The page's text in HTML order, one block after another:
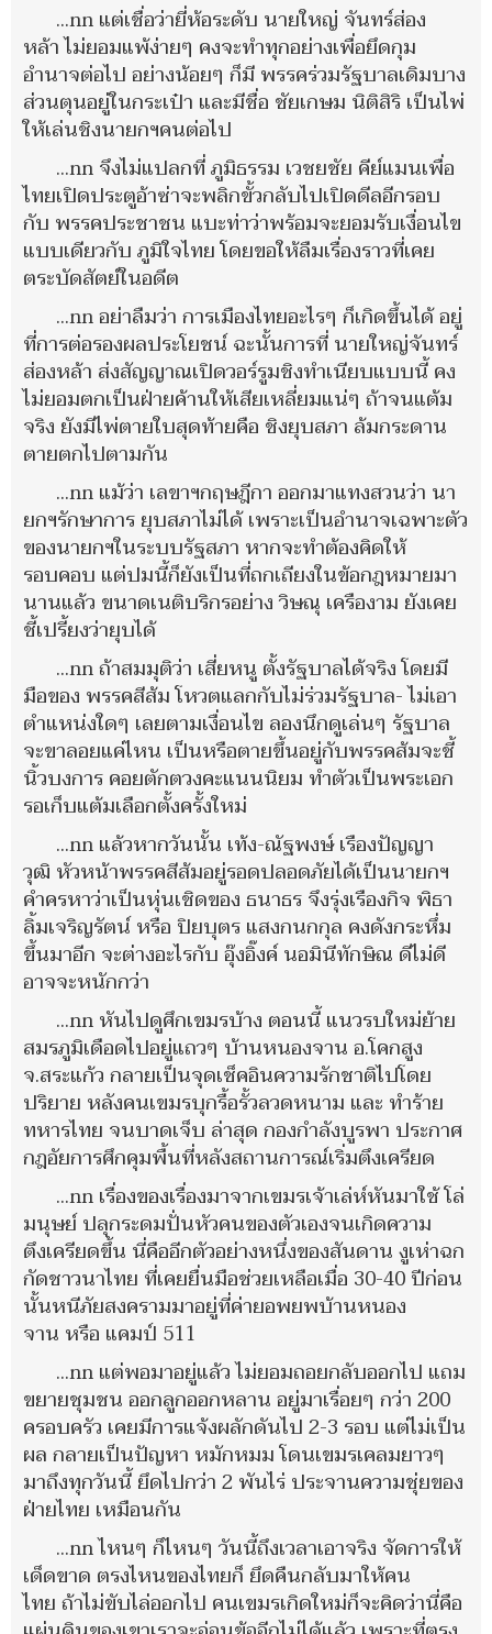
...nn แต่เชื่อว่ายี่ห้อระดับ นายใหญ่ จันทร์ส่อง
หล้า ไม่ยอมแพ้ง่ายๆ คงจะทำทุกอย่างเพื่อยึดกุม
อำนาจต่อไป อย่างน้อยๆ ก็มี พรรคร่วมรัฐบาลเดิมบาง
ส่วนตุนอยู่ในกระเป๋า และมีชื่อ ชัยเกษม นิติสิริ เป็นไพ่
ให้เล่นชิงนายกฯคนต่อไป
...nn จึงไม่แปลกที่ ภูมิธรรม เวชยชัย คีย์แมนเพื่อ
ไทยเปิดประตูอ้าซ่าจะพลิกขั้วกลับไปเปิดดีลอีกรอบ
กับ พรรคประชาชน แบะท่าว่าพร้อมจะยอมรับเงื่อนไข
แบบเดียวกับ ภูมิใจไทย โดยขอให้ลืมเรื่องราวที่เคย
ตระบัดสัตย์ในอดีต
...nn อย่าลืมว่า การเมืองไทยอะไรๆ ก็เกิดขึ้นได้ อยู่
ที่การต่อรองผลประโยชน์ ฉะนั้นการที่ นายใหญ่จันทร์
ส่องหล้า ส่งสัญญาณเปิดวอร์รูมชิงทำเนียบแบบนี้ คง
ไม่ยอมตกเป็นฝ่ายค้านให้เสียเหลี่ยมแน่ๆ ถ้าจนแต้ม
จริง ยังมีไพ่ตายใบสุดท้ายคือ ชิงยุบสภา ล้มกระดาน
ตายตกไปตามกัน
...nn แม้ว่า เลขาฯกฤษฎีกา ออกมาแทงสวนว่า นา
ยกฯรักษาการ ยุบสภาไม่ได้ เพราะเป็นอำนาจเฉพาะตัว
ของนายกฯในระบบรัฐสภา หากจะทำต้องคิดให้
รอบคอบ แต่ปมนี้ก็ยังเป็นที่ถกเถียงในข้อกฎหมายมา
นานแล้ว ขนาดเนติบริกรอย่าง วิษณุ เครืองาม ยังเคย
ชี้เปรี้ยงว่ายุบได้
...nn ถ้าสมมุติว่า เสี่ยหนู ตั้งรัฐบาลได้จริง โดยมี
มือของ พรรคสีส้ม โหวตแลกกับไม่ร่วมรัฐบาล- ไม่เอา
ตำแหน่งใดๆ เลยตามเงื่อนไข ลองนึกดูเล่นๆ รัฐบาล
จะขาลอยแค่ไหน เป็นหรือตายขึ้นอยู่กับพรรคส้มจะชี้
นิ้วบงการ คอยตักตวงคะแนนนิยม ทำตัวเป็นพระเอก
รอเก็บแต้มเลือกตั้งครั้งใหม่
...nn แล้วหากวันนั้น เท้ง-ณัฐพงษ์ เรืองปัญญา
วุฒิ หัวหน้าพรรคสีส้มอยู่รอดปลอดภัยได้เป็นนายกฯ
คำครหาว่าเป็นหุ่นเชิดของ ธนาธร จึงรุ่งเรืองกิจ พิธา
ลิ้มเจริญรัตน์ หรือ ปิยบุตร แสงกนกกุล คงดังกระหึ่ม
ขึ้นมาอีก จะต่างอะไรกับ อุ๊งอิ๊งค์ นอมินีทักษิณ ดีไม่ดี
อาจจะหนักกว่า
...nn หันไปดูศึกเขมรบ้าง ตอนนี้ แนวรบใหม่ย้าย
สมรภูมิเดือดไปอยู่แถวๆ บ้านหนองจาน อ.โคกสูง
จ.สระแก้ว กลายเป็นจุดเช็คอินความรักชาติไปโดย
ปริยาย หลังคนเขมรบุกรื้อรั้วลวดหนาม และ ทำร้าย
ทหารไทย จนบาดเจ็บ ล่าสุด กองกำลังบูรพา ประกาศ
กฎอัยการศึกคุมพื้นที่หลังสถานการณ์เริ่มตึงเครียด
...nn เรื่องของเรื่องมาจากเขมรเจ้าเล่ห์หันมาใช้ โล่
มนุษย์ ปลุกระดมปั่นหัวคนของตัวเองจนเกิดความ
ตึงเครียดขึ้น นี่คืออีกตัวอย่างหนึ่งของสันดาน งูเห่าฉก
กัดชาวนาไทย ที่เคยยื่นมือช่วยเหลือเมื่อ 30-40 ปีก่อน
นั้นหนีภัยสงครามมาอยู่ที่ค่ายอพยพบ้านหนอง
จาน หรือ แคมป์ 511
...nn แต่พอมาอยู่แล้ว ไม่ยอมถอยกลับออกไป แถม
ขยายชุมชน ออกลูกออกหลาน อยู่มาเรื่อยๆ กว่า 200
ครอบครัว เคยมีการแจ้งผลักดันไป 2-3 รอบ แต่ไม่เป็น
ผล กลายเป็นปัญหา หมักหมม โดนเขมรเคลมยาวๆ
มาถึงทุกวันนี้ ยึดไปกว่า 2 พันไร่ ประจานความชุ่ยของ
ฝ่ายไทย เหมือนกัน
...nn ไหนๆ ก็ไหนๆ วันนี้ถึงเวลาเอาจริง จัดการให้
เด็ดขาด ตรงไหนของไทยก็ ยึดคืนกลับมาให้คน
ไทย ถ้าไม่ขับไล่ออกไป คนเขมรเกิดใหม่ก็จะคิดว่านี่คือ